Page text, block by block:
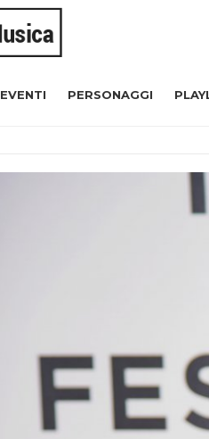
EVENTI PERSONAGGI